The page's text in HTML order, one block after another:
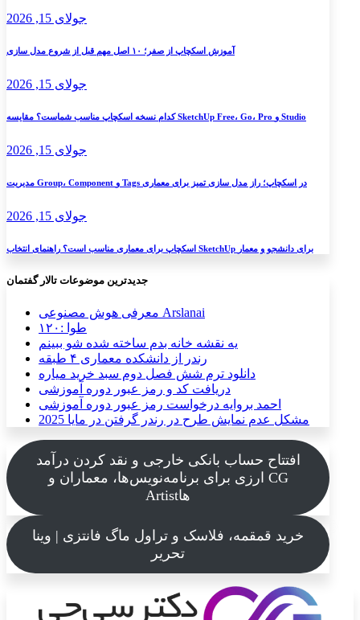
جولای 15, 2026
آموزش اسکچاپ از صفر؛ ۱۰ اصل مهم قبل از شروع مدل سازی
جولای 15, 2026
کدام نسخه اسکچاپ مناسب شماست؟ مقایسه SketchUp Free، Go، Pro و Studio
جولای 15, 2026
مدیریت Group، Component و Tags در اسکچاپ؛ راز مدل سازی تمیز برای معماری
جولای 15, 2026
اسکچاپ برای معماری مناسب است؟ راهنمای انتخاب SketchUp برای دانشجو و معمار
جدیدترین موضوعات تالار گفتمان
معرفی هوش مصنوعی Arslanai
طوا :۱۲۰
یه نقشه خانه بدم ساخته شده شو ببینم
رندر از دانشکده معماری ۴ طبقه
دانلود ترم شش فصل دوم سبد خرید میاره
دریافت کد و رمز عبور دوره آموزشی
احمد بروایه درخواست رمز عبور دوره آموزشی
مشکل عدم نمایش طرح در رندر گرفتن در مایا 2025
افتتاح حساب بانکی خارجی و نقد کردن درآمد
ارزی برای برنامه‌نویس‌ها، معماران و CG
Artistها
خرید قمقمه، فلاسک و تراول ماگ فانتزی | وینا
تحریر